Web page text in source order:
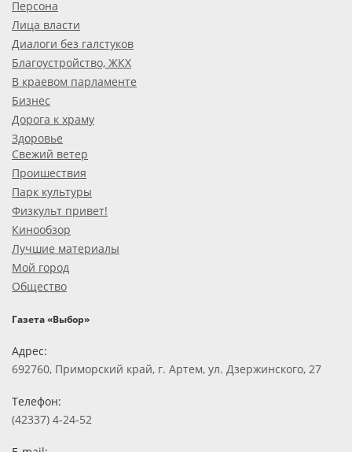
Персона
Лица власти
Диалоги без галстуков
Благоустройство, ЖКХ
В краевом парламенте
Бизнес
Дорога к храму
Здоровье
Свежий ветер
Проишествия
Парк культуры
Физкульт привет!
Кинообзор
Лучшие материалы
Мой город
Общество
Газета «Выбор»
Адрес:
692760, Приморский край, г. Артем, ул. Дзержинского, 27
Телефон:
(42337) 4-24-52